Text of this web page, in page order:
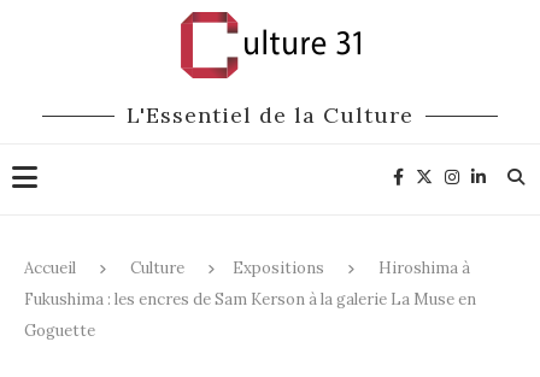
L'Essentiel de la Culture
Accueil Culture Expositions
Hiroshima à
Fukushima : les encres de Sam Kerson à la galerie La Muse en
Goguette